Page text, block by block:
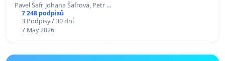
Pavel Šafr, Johana Šafrová, Petr …
7 248 podpisů
3 Podpisy / 30 dní
7 May 2026